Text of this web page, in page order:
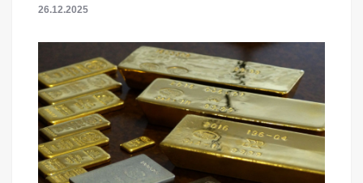
26.12.2025